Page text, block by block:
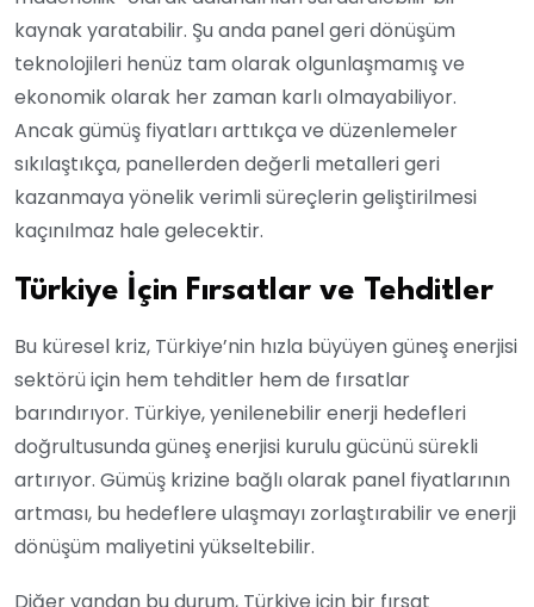
kaynak yaratabilir. Şu anda panel geri dönüşüm
teknolojileri henüz tam olarak olgunlaşmamış ve
ekonomik olarak her zaman karlı olmayabiliyor.
Ancak gümüş fiyatları arttıkça ve düzenlemeler
sıkılaştıkça, panellerden değerli metalleri geri
kazanmaya yönelik verimli süreçlerin geliştirilmesi
kaçınılmaz hale gelecektir.
Türkiye İçin Fırsatlar ve Tehditler
Bu küresel kriz, Türkiye’nin hızla büyüyen güneş enerjisi
sektörü için hem tehditler hem de fırsatlar
barındırıyor. Türkiye, yenilenebilir enerji hedefleri
doğrultusunda güneş enerjisi kurulu gücünü sürekli
artırıyor. Gümüş krizine bağlı olarak panel fiyatlarının
artması, bu hedeflere ulaşmayı zorlaştırabilir ve enerji
dönüşüm maliyetini yükseltebilir.